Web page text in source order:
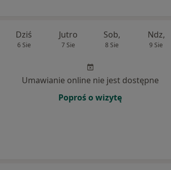
Dziś
6 Sie
Jutro
7 Sie
Sob,
8 Sie
Ndz,
9 Sie
Umawianie online nie jest dostępne
Poproś o wizytę